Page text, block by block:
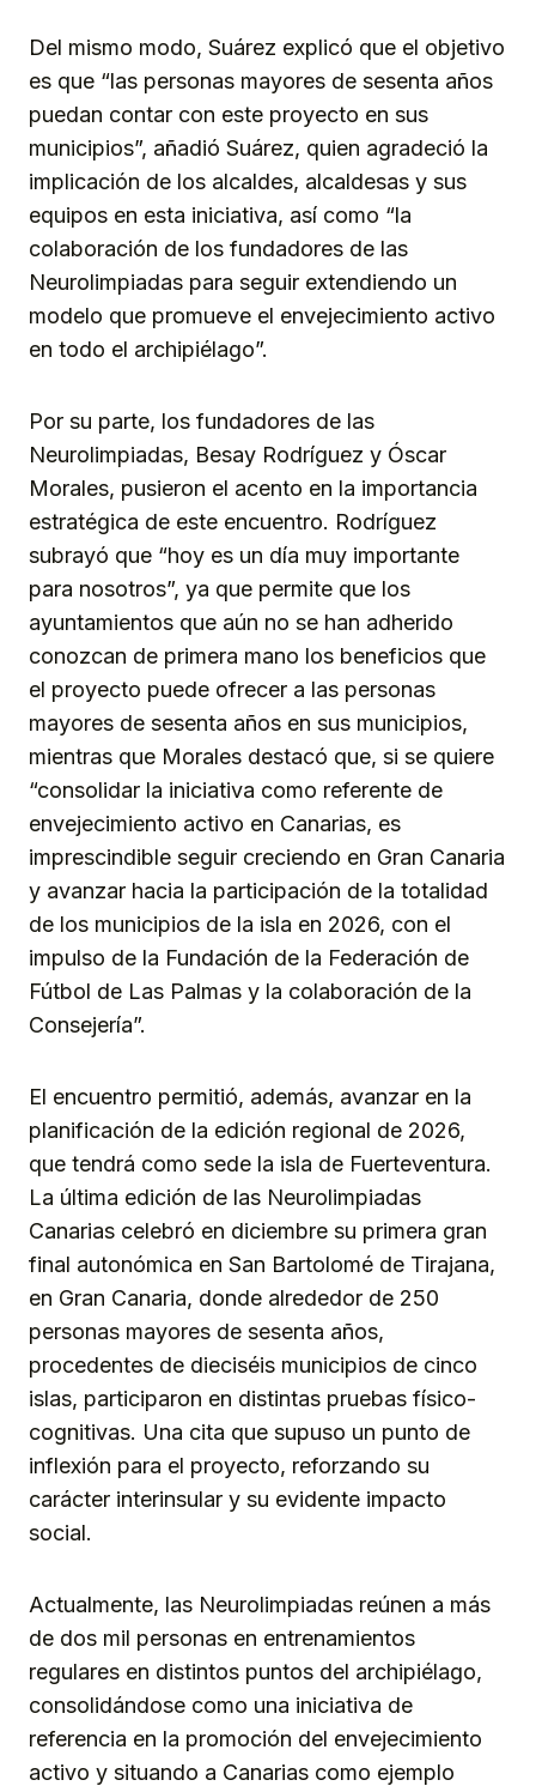
Del mismo modo, Suárez explicó que el objetivo
es que “las personas mayores de sesenta años
puedan contar con este proyecto en sus
municipios”, añadió Suárez, quien agradeció la
implicación de los alcaldes, alcaldesas y sus
equipos en esta iniciativa, así como “la
colaboración de los fundadores de las
Neurolimpiadas para seguir extendiendo un
modelo que promueve el envejecimiento activo
en todo el archipiélago”.
Por su parte, los fundadores de las
Neurolimpiadas, Besay Rodríguez y Óscar
Morales, pusieron el acento en la importancia
estratégica de este encuentro. Rodríguez
subrayó que “hoy es un día muy importante
para nosotros”, ya que permite que los
ayuntamientos que aún no se han adherido
conozcan de primera mano los beneficios que
el proyecto puede ofrecer a las personas
mayores de sesenta años en sus municipios,
mientras que Morales destacó que, si se quiere
“consolidar la iniciativa como referente de
envejecimiento activo en Canarias, es
imprescindible seguir creciendo en Gran Canaria
y avanzar hacia la participación de la totalidad
de los municipios de la isla en 2026, con el
impulso de la Fundación de la Federación de
Fútbol de Las Palmas y la colaboración de la
Consejería”.
El encuentro permitió, además, avanzar en la
planificación de la edición regional de 2026,
que tendrá como sede la isla de Fuerteventura.
La última edición de las Neurolimpiadas
Canarias celebró en diciembre su primera gran
final autonómica en San Bartolomé de Tirajana,
en Gran Canaria, donde alrededor de 250
personas mayores de sesenta años,
procedentes de dieciséis municipios de cinco
islas, participaron en distintas pruebas físico-
cognitivas. Una cita que supuso un punto de
inflexión para el proyecto, reforzando su
carácter interinsular y su evidente impacto
social.
Actualmente, las Neurolimpiadas reúnen a más
de dos mil personas en entrenamientos
regulares en distintos puntos del archipiélago,
consolidándose como una iniciativa de
referencia en la promoción del envejecimiento
activo y situando a Canarias como ejemplo